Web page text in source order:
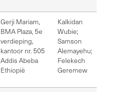
Gerji Mariam,
BMA Plaza, 5e
verdieping,
kantoor nr. 505
Addis Abeba
Ethiopië
Kalkidan
Wubie;
Samson
Alemayehu;
Felekech
Geremew